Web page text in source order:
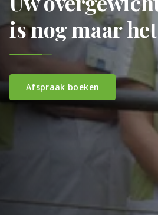
is nog maar
Afspraak boeken